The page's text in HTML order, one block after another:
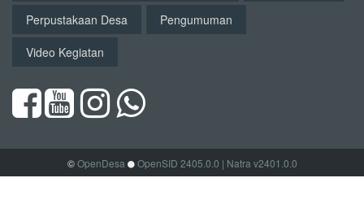
Perpustakaan Desa
Pengumuman
Video Kegiatan
©OpenDesa OpenSID 2405.0.0 | Natra v2401.0.0